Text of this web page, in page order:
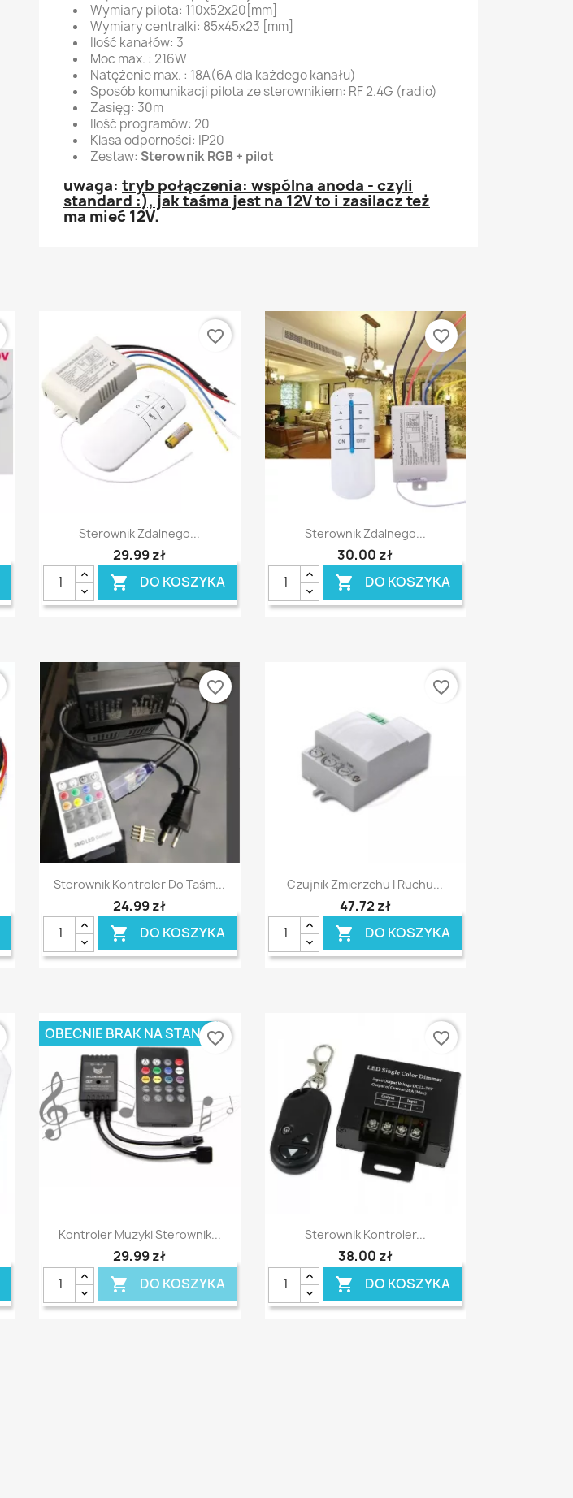
Wymiary pilota: 110x52x20[mm]
Wymiary centralki: 85x45x23 [mm]
Ilość kanałów: 3
Moc max. : 216W
Natężenie max. : 18A(6A dla każdego kanału)
Sposób komunikacji pilota ze sterownikiem: RF 2.4G (radio)
Zasięg: 30m
Ilość programów: 20
Klasa odporności: IP20
Zestaw: Sterownik RGB + pilot
uwaga: tryb połączenia: wspólna anoda - czyli
standard :), jak taśma jest na 12V to i zasilacz też
ma mieć 12V.
Szybki podgląd
Sterownik Zdalnego...
29,99 zł
 DO KOSZYKA
favorite_border
Szybki podgląd
Sterownik Zdalnego...
30,00 zł
 DO KOSZYKA
favorite_border
Szybki podgląd
Sterownik Kontroler Do Taśm...
24,99 zł
 DO KOSZYKA
favorite_border
Szybki podgląd
Czujnik Zmierzchu I Ruchu...
47,72 zł
 DO KOSZYKA
favorite_border
Szybki podgląd
Kontroler Muzyki Sterownik...
29,99 zł
 DO KOSZYKA
OBECNIE BRAK NA STANIEfavorite_border
Szybki podgląd
Sterownik Kontroler...
38,00 zł
 DO KOSZYKA
favorite_border